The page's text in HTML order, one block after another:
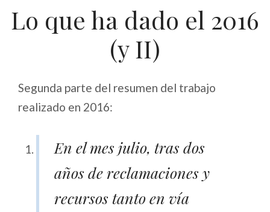
Lo que ha dado el 2016
(y II)
Segunda parte del resumen del trabajo
realizado en 2016:
En el mes julio, tras dos
años de reclamaciones y
recursos tanto en vía